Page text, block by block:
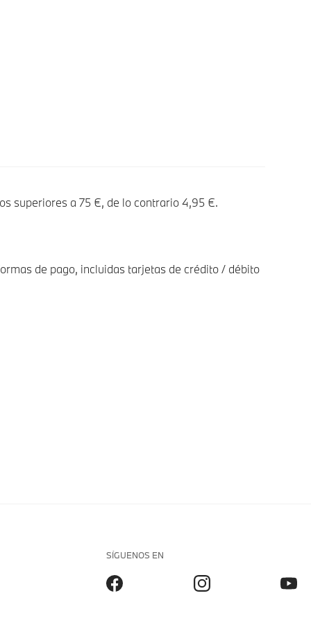
superiores a 75 €, de lo contrario 4,95 €.
de pago, incluidas tarjetas de crédito / débito
SÍGUENOS EN